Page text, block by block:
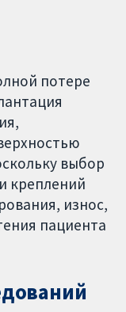
потере
выбор
креплений
износ,
пациента